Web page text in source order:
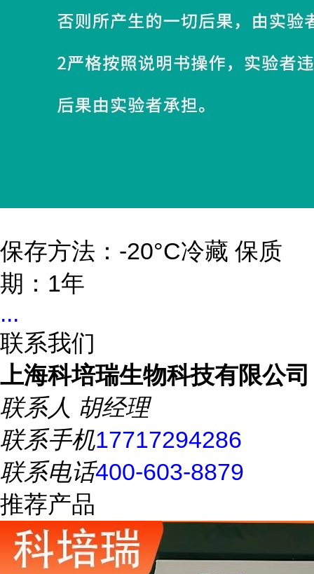
保存方法：-20°C冷藏 保质
期：1年
...
联系我们
上海科培瑞生物科技有限公司
联系人 胡经理
联系手机17717294286
联系电话400-603-8879
推荐产品